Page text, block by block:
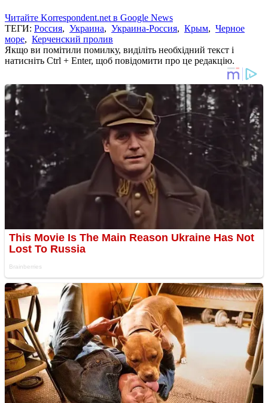
Читайте Korrespondent.net в Google News
ТЕГИ: Россия, Украина, Украина-Россия, Крым, Черное
море, Керченский пролив
Якщо ви помітили помилку, виділіть необхідний текст і
натисніть Ctrl + Enter, щоб повідомити про це редакцію.